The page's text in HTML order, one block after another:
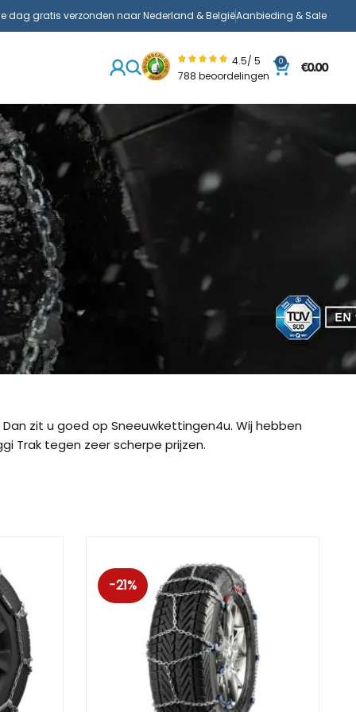
dag gratis verzonden naar Nederland & BelgiëAanbieding & Sale
CB-12 König CB-7 (7mm)
Easy-Fit CU-9 König Easy-Fit voor SUV’s
4.5/ 5
788 beoordelingen
0
€0.00
zit u goed op Sneeuwkettingen4u. Wij hebben
Trak tegen zeer scherpe prijzen.
-21%